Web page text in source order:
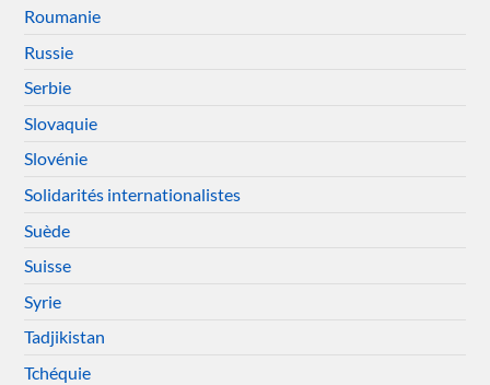
Roumanie
Russie
Serbie
Slovaquie
Slovénie
Solidarités internationalistes
Suède
Suisse
Syrie
Tadjikistan
Tchéquie